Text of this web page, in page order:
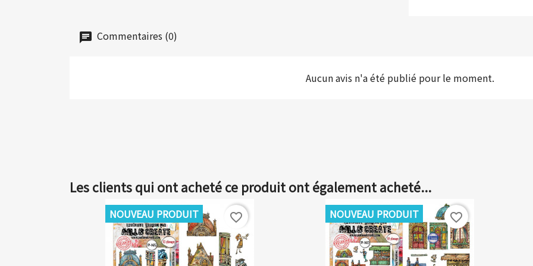
Commentaires (0)
Aucun avis n'a été publié pour le moment.
Les clients qui ont acheté ce produit ont également acheté...
NOUVEAU PRODUIT favorite_border NOUVEAU PRODUIT favorite_border